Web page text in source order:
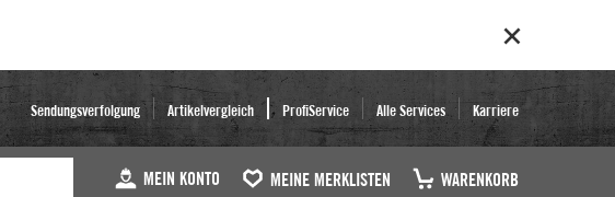
Sendungsverfolgung Artikelvergleich ProfiService Alle Services Karriere
MEIN KONTO MEINE MERKLISTEN WARENKORB